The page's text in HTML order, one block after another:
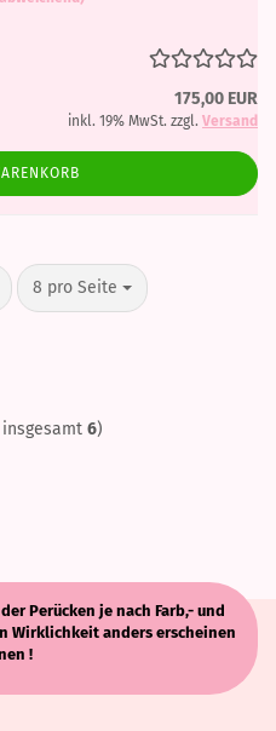
175,00 EUR
inkl. 19% MwSt. zzgl. Versand
8 pro Seite
pro Seite
6)
Perücken je nach Farb,- und
Wirklichkeit anders erscheinen
!